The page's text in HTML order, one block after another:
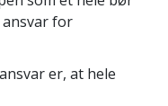
for
er, at hele